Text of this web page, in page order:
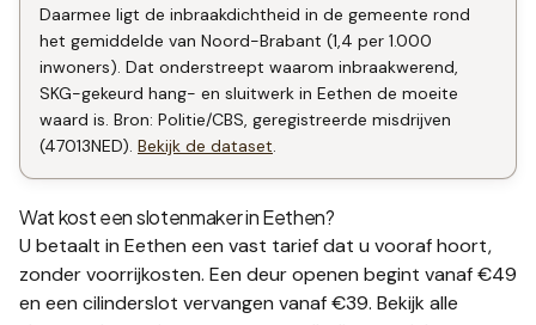
Daarmee ligt de inbraakdichtheid in de gemeente rond
het gemiddelde van Noord-Brabant (1,4 per 1.000
inwoners). Dat onderstreept waarom inbraakwerend,
SKG-gekeurd hang- en sluitwerk in Eethen de moeite
waard is. Bron: Politie/CBS, geregistreerde misdrijven
(47013NED). Bekijk de dataset.
Wat kost een slotenmaker inEethen?
U betaalt in Eethen een vast tarief dat u vooraf hoort,
zonder voorrijkosten. Een deur openen begint vanaf €49
en een cilinderslot vervangen vanaf €39. Bekijk alle